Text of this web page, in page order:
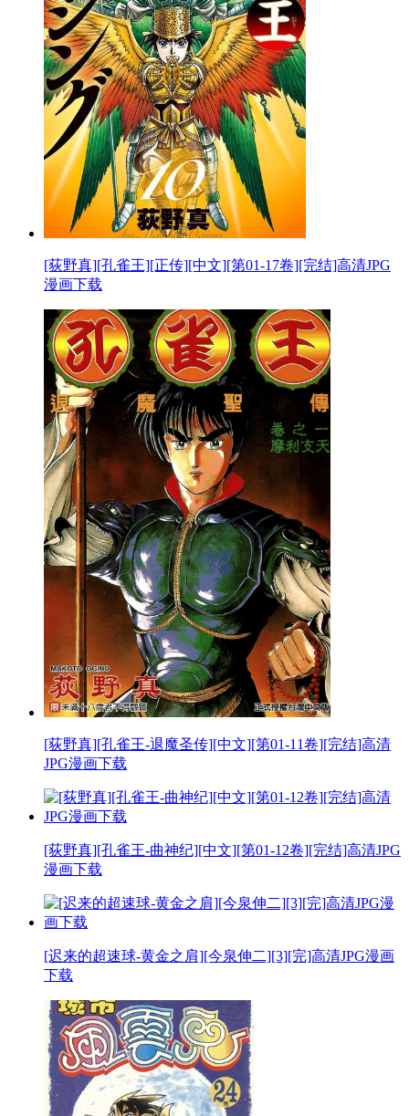
[荻野真][孔雀王][正传][中文][第01-17卷][完结]高清JPG
漫画下载
[荻野真][孔雀王-退魔圣传][中文][第01-11卷][完结]高清
JPG漫画下载
[荻野真][孔雀王-曲神纪][中文][第01-12卷][完结]高清JPG
漫画下载
[迟来的超速球-黄金之肩][今泉伸二][3][完]高清JPG漫画
下载